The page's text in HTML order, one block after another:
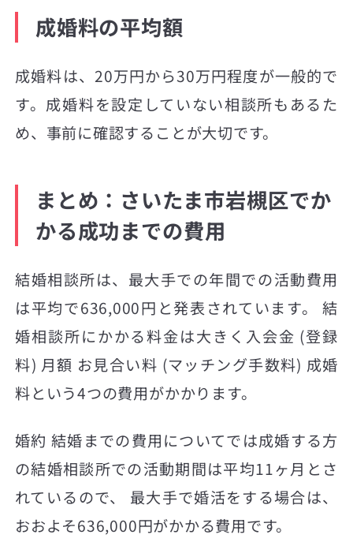
成婚料の平均額
成婚料は、20万円から30万円程度が一般的で
す。成婚料を設定していない相談所もあるた
め、事前に確認することが大切です。
まとめ：さいたま市岩槻区でか
かる成功までの費用
結婚相談所は、最大手での年間での活動費用
は平均で636,000円と発表されています。 結
婚相談所にかかる料金は大きく入会金 (登録
料) 月額 お見合い料 (マッチング手数料) 成婚
料という4つの費用がかかります。
婚約 結婚までの費用についてでは成婚する方
の結婚相談所での活動期間は平均11ヶ月とさ
れているので、 最大手で婚活をする場合は、
おおよそ636,000円がかかる費用です。